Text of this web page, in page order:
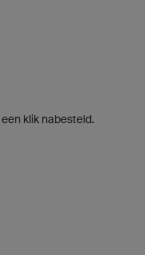
klik nabesteld.